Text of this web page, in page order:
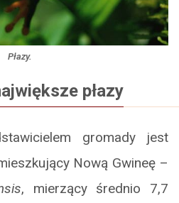
Płazy.
płazy
gromady jest
Nową Gwineę –
, mierzący średnio 7,7